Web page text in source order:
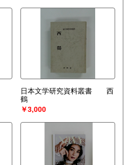
日本文学研究資料叢書 西
鶴
￥3,000